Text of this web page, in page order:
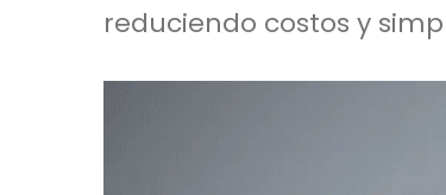
reduciendo costos y